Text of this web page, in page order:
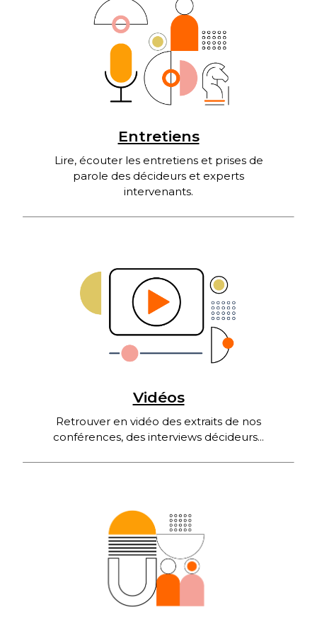
Entretiens
Lire, écouter les entretiens et prises de
parole des décideurs et experts
intervenants.
Vidéos
Retrouver en vidéo des extraits de nos
conférences, des interviews décideurs...